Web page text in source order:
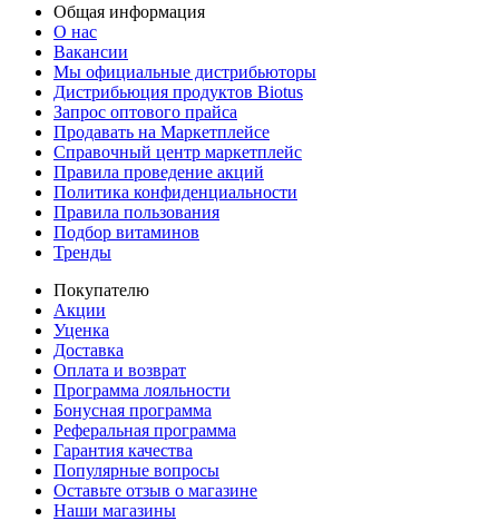
Общая информация
О нас
Вакансии
Мы официальные дистрибьюторы
Дистрибьюция продуктов Biotus
Запрос оптового прайса
Продавать на Маркетплейсе
Справочный центр маркетплейс
Правила проведение акций
Политика конфиденциальности
Правила пользования
Подбор витаминов
Тренды
Покупателю
Акции
Уценка
Доставка
Оплата и возврат
Программа лояльности
Бонусная программа
Реферальная программа
Гарантия качества
Популярные вопросы
Оставьте отзыв о магазине
Наши магазины